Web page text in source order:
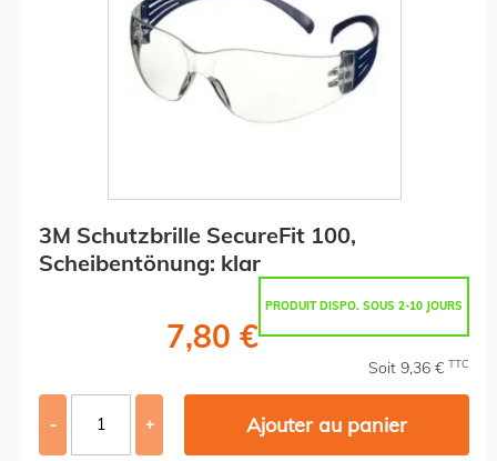
3M Schutzbrille SecureFit 100,
Scheibentönung: klar
PRODUIT DISPO. SOUS 2-10 JOURS
7,80 €
Soit 9,36 € TTC
- + Ajouter au panier